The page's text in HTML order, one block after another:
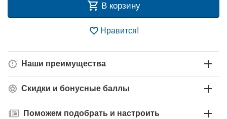
В корзину
Нравится!
Наши преимущества
Скидки и бонусные баллы
Поможем подобрать и настроить